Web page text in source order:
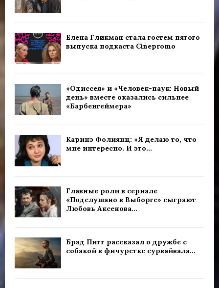
Елена Гликман стала гостем пятого
выпуска подкаста Cinepromo
«Одиссея» и «Человек-паук: Новый
день» вместе оказались сильнее
«Барбенгеймера»
Каринэ Фолиянц: «Я делаю то, что
мне интересно. И это...
Главные роли в сериале
«Подслушано в Выборге» сыграют
Любовь Аксенова...
Брэд Питт рассказал о дружбе с
собакой в фичуретке сурвайвала...